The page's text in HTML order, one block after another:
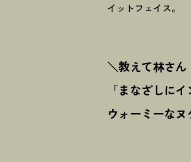
イットフェイス。
＼教えて林さん
「まなざしに
ウォーミーなヌ